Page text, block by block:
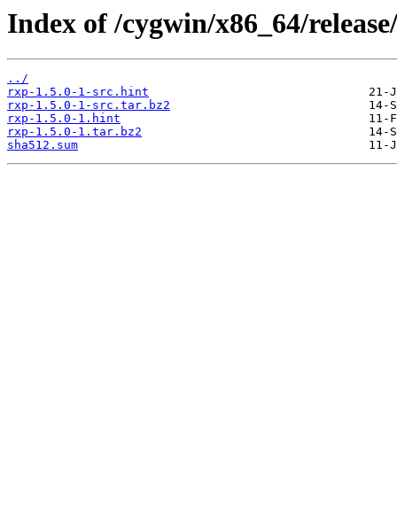
Index of /cygwin/x86_64/
../
rxp-1.5.0-1-src.hint
rxp-1.5.0-1-src.tar.bz2
rxp-1.5.0-1.hint
rxp-1.5.0-1.tar.bz2
sha512.sum